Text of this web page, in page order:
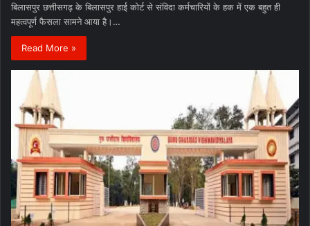
बिलासपुर छत्तीसगढ़ के बिलासपुर हाई कोर्ट से संविदा कर्मचारियों के हक में एक बहुत ही
महत्वपूर्ण फैसला सामने आया है।…
Read More »